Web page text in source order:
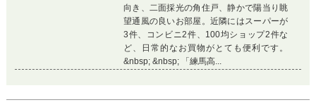
向き、二面採光の角住戸、静かで陽当り眺
望通風の良いお部屋。近隣にはスーパーが
3件、コンビニ2件、100均ショップ2件な
ど、日常的なお買物がとても便利です。
&nbsp; &nbsp; 「練馬高...